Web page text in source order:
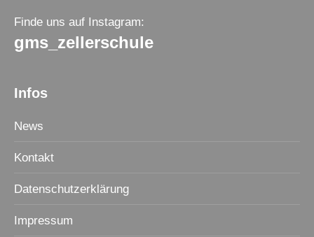
Finde uns auf Instagram:
gms_zellerschule
Infos
News
Kontakt
Datenschutzerklärung
Impressum